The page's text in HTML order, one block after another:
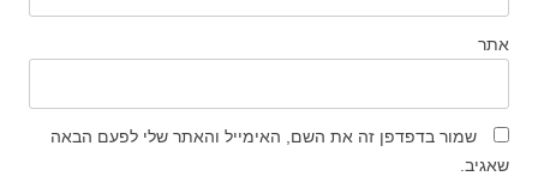
אתר
שמור בדפדפן זה את השם, האימייל והאתר שלי לפעם הבאה
שאגיב.